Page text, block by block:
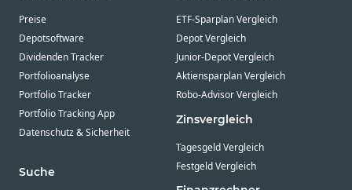
Preise
Depotsoftware
Dividenden Tracker
Portfolioanalyse
Portfolio Tracker
Portfolio Tracking App
Datenschutz & Sicherheit
Suche
ETF-Sparplan Vergleich
Depot Vergleich
Junior-Depot Vergleich
Aktiensparplan Vergleich
Robo-Advisor Vergleich
Zinsvergleich
Tagesgeld Vergleich
Festgeld Vergleich